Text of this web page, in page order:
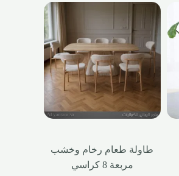
طاولة طعام رخام وخشب
مربعة 8 كراسي